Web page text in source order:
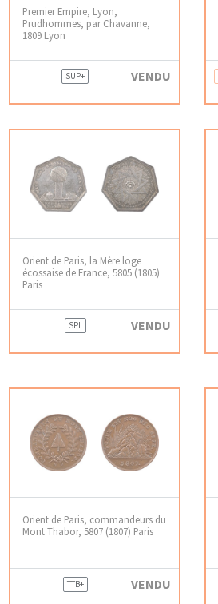
Premier Empire, Lyon,
Prudhommes, par Chavanne,
1809 Lyon
SUP+ VENDU
Orient de Paris, la Mère loge
écossaise de France, 5805 (1805)
Paris
SPL VENDU
Orient de Paris, commandeurs du
Mont Thabor, 5807 (1807) Paris
TTB+ VENDU